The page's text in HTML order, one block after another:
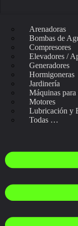
Arenadoras
Bombas de
Compresores
Elevadores /
Generadores
Hormigoneras
Jardinería
Máquinas
Motores
Lubricación y
Todas …